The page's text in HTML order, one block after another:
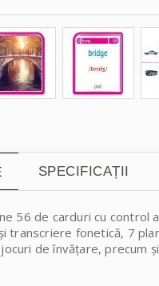
SPECIFICAȚII
56 de carduri cu control
transcriere fonetică, 7
de învățare, precum